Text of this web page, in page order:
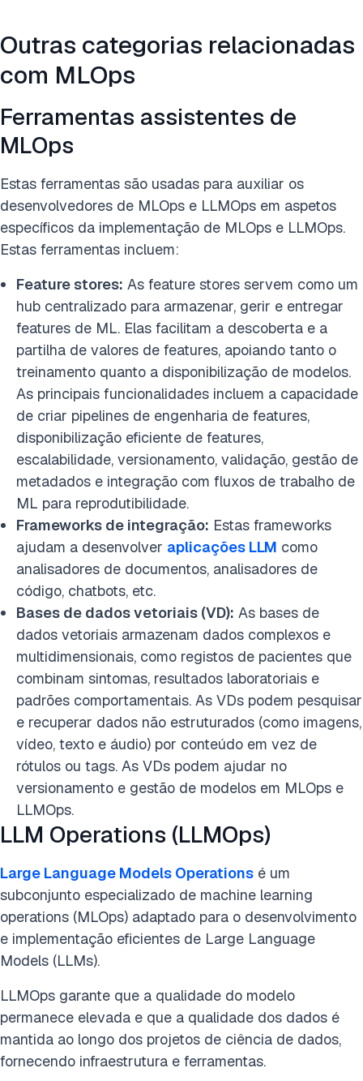
Outras categorias relacionadas
com MLOps
Ferramentas assistentes de
MLOps
Estas ferramentas são usadas para auxiliar os
desenvolvedores de MLOps e LLMOps em aspetos
específicos da implementação de MLOps e LLMOps.
Estas ferramentas incluem:
Feature stores: As feature stores servem como um
hub centralizado para armazenar, gerir e entregar
features de ML. Elas facilitam a descoberta e a
partilha de valores de features, apoiando tanto o
treinamento quanto a disponibilização de modelos.
As principais funcionalidades incluem a capacidade
de criar pipelines de engenharia de features,
disponibilização eficiente de features,
escalabilidade, versionamento, validação, gestão de
metadados e integração com fluxos de trabalho de
ML para reprodutibilidade.
Frameworks de integração: Estas frameworks
ajudam a desenvolver aplicações LLM como
analisadores de documentos, analisadores de
código, chatbots, etc.
Bases de dados vetoriais (VD): As bases de
dados vetoriais armazenam dados complexos e
multidimensionais, como registos de pacientes que
combinam sintomas, resultados laboratoriais e
padrões comportamentais. As VDs podem pesquisar
e recuperar dados não estruturados (como imagens,
vídeo, texto e áudio) por conteúdo em vez de
rótulos ou tags. As VDs podem ajudar no
versionamento e gestão de modelos em MLOps e
LLMOps.
LLM Operations (LLMOps)
Large Language Models Operations é um
subconjunto especializado de machine learning
operations (MLOps) adaptado para o desenvolvimento
e implementação eficientes de Large Language
Models (LLMs).
LLMOps garante que a qualidade do modelo
permanece elevada e que a qualidade dos dados é
mantida ao longo dos projetos de ciência de dados,
fornecendo infraestrutura e ferramentas.